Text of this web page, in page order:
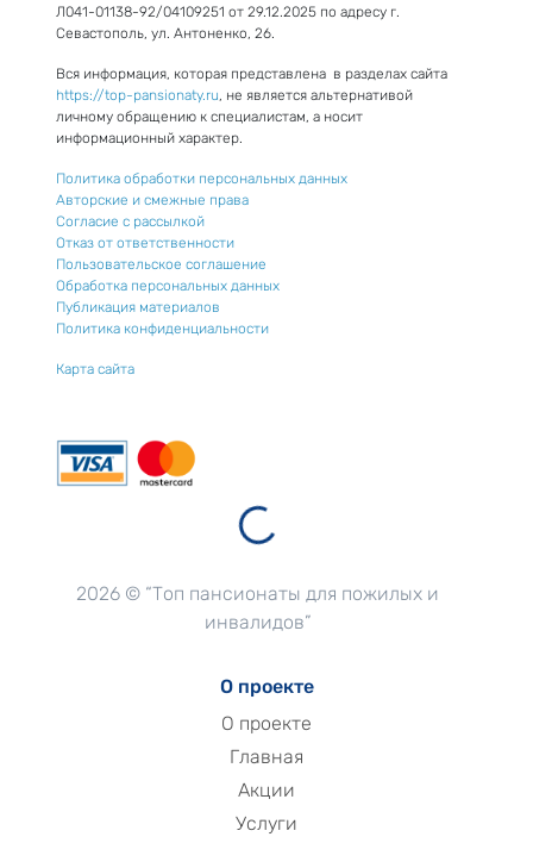
Л041-01138-92/04109251 от 29.12.2025 по адресу г.
Севастополь, ул. Антоненко, 26.
Вся информация, которая представлена в разделах сайта
https://top-pansionaty.ru, не является альтернативой
личному обращению к специалистам, а носит
информационный характер.
Политика обработки персональных данных
Авторские и смежные права
Согласие с рассылкой
Отказ от ответственности
Пользовательское соглашение
Обработка персональных данных
Публикация материалов
Политика конфиденциальности
Карта сайта
2026 © “Топ пансионаты для пожилых и
инвалидов”
О проекте
О проекте
Главная
Акции
Услуги